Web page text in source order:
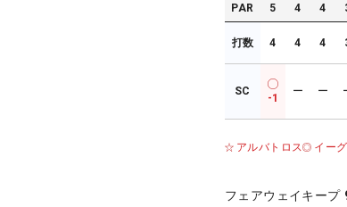
PAR 5 4 4
打数 4 4 4
SC
-1
ー ー
アルバトロス イー
フェアウェイキープ